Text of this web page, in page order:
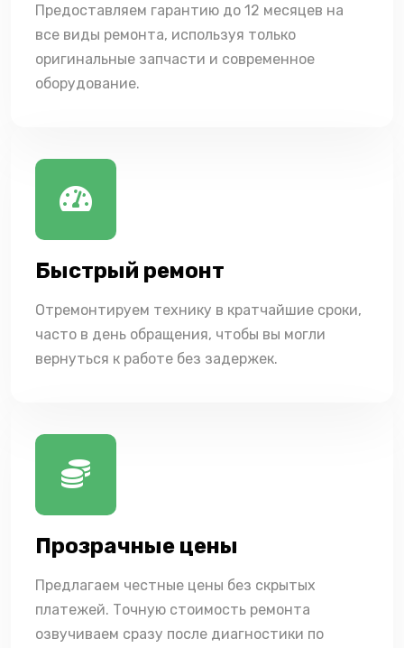
Предоставляем гарантию до 12 месяцев на
все виды ремонта, используя только
оригинальные запчасти и современное
оборудование.
Быстрый ремонт
Отремонтируем технику в кратчайшие сроки,
часто в день обращения, чтобы вы могли
вернуться к работе без задержек.
Прозрачные цены
Предлагаем честные цены без скрытых
платежей. Точную стоимость ремонта
озвучиваем сразу после диагностики по